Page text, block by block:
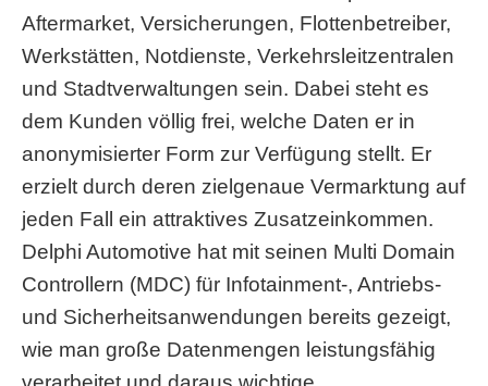
Aftermarket, Versicherungen, Flottenbetreiber,
Werkstätten, Notdienste, Verkehrsleitzentralen
und Stadtverwaltungen sein. Dabei steht es
dem Kunden völlig frei, welche Daten er in
anonymisierter Form zur Verfügung stellt. Er
erzielt durch deren zielgenaue Vermarktung auf
jeden Fall ein attraktives Zusatzeinkommen.
Delphi Automotive hat mit seinen Multi Domain
Controllern (MDC) für Infotainment-, Antriebs-
und Sicherheitsanwendungen bereits gezeigt,
wie man große Datenmengen leistungsfähig